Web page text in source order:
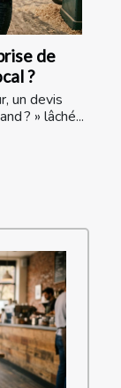
de
?
un devis
? » lâché...